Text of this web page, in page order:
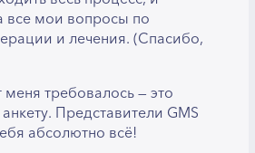
все мои вопросы по
и лечения. (Спасибо,
меня требовалось — это
Представители GMS
абсолютно всё!